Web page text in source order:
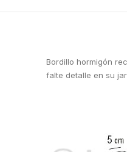
Bordillo hormigón
falte detalle en su